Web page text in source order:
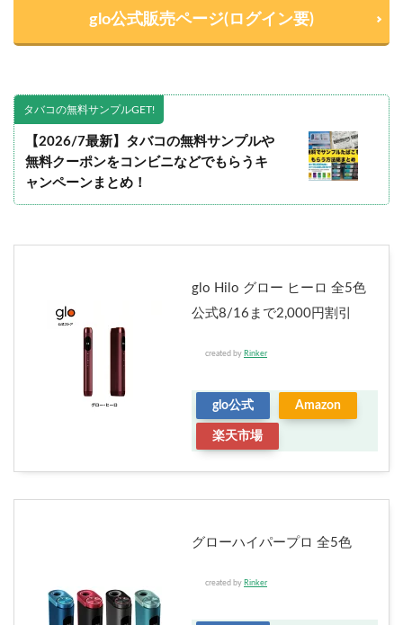
glo公式販売ページ(ログイン要)
タバコの無料サンプルGET!
【2026/7最新】タバコの無料サンプルや
無料クーポンをコンビニなどでもらうキ
ャンペーンまとめ！
glo Hilo グロー ヒーロ 全5色
公式8/16まで2,000円割引
created by Rinker
glo公式 Amazon
楽天市場
グローハイパープロ 全5色
created by Rinker